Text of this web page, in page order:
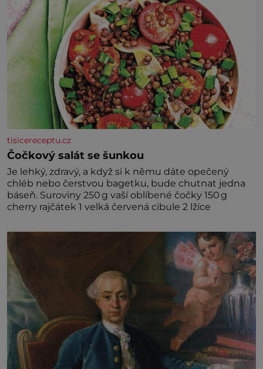
tisicereceptu.cz
Čočkový salát se šunkou
Je lehký, zdravý, a když si k němu dáte opečený
chléb nebo čerstvou bagetku, bude chutnat jedna
báseň. Suroviny 250 g vaší oblíbené čočky 150 g
cherry rajčátek 1 velká červená cibule 2 lžíce